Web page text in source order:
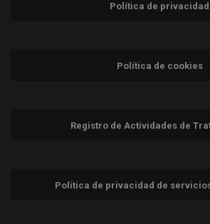
Política de privacidad
Política de cookies
Registro de Actividades de
Política de privacidad de